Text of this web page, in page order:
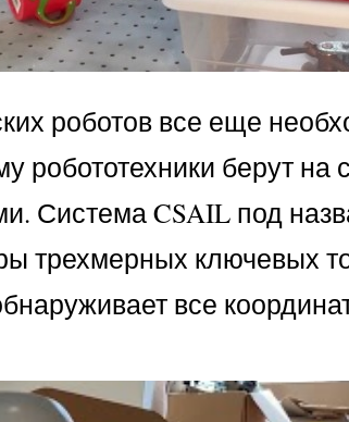
роботов все еще
берут на
Система CSAIL под
трехмерных ключевых
все